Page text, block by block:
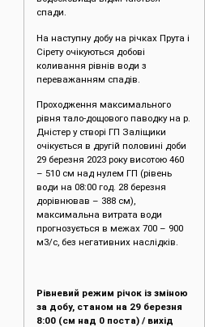
спади.
На наступну добу на річках Прута і
Сірету очікуються добові
коливання рівнів води з
переважанням спадів.
Проходження максимального
рівня тало-дощового паводку на р.
Дністер у створі ГП Заліщики
очікується в другій половині доби
29 березня 2023 року висотою 460
– 510 см над нулем ГП (рівень
води на 08:00 год. 28 березня
дорівнював – 388 см),
максимальна витрата води
прогнозується в межах 700 – 900
м3/с, без негативних наслідків.
Рівневий режим річок із зміною
за добу, станом на 29 березня
8:00 (см над 0 поста) / вихід